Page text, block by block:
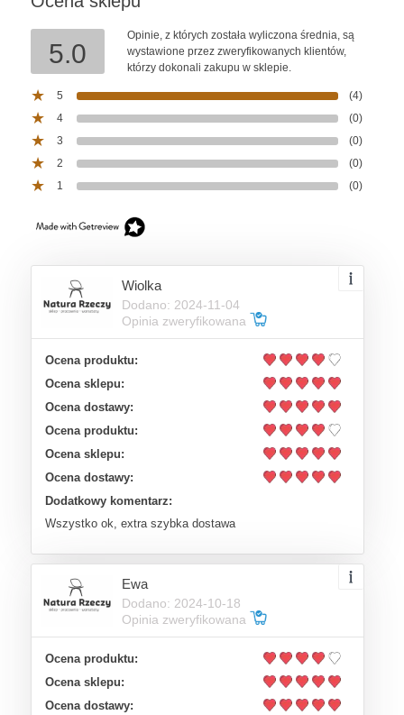
5.0
Opinie, z których została wyliczona średnia, są
wystawione przez zweryfikowanych klientów,
którzy dokonali zakupu w sklepie.
5
(4)
4
(0)
3
(0)
2
(0)
1
(0)
Wiolka
Dodano: 2024-11-04
Opinia zweryfikowana
Ocena produktu:
Ocena sklepu:
Ocena dostawy:
Ocena produktu:
Ocena sklepu:
Ocena dostawy:
Dodatkowy komentarz:
Wszystko ok, extra szybka dostawa
Ewa
Dodano: 2024-10-18
Opinia zweryfikowana
Ocena produktu:
Ocena sklepu:
Ocena dostawy: